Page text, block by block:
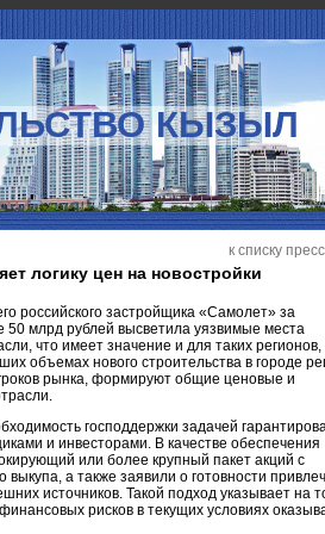
КЫЗЫЛ
к списку
логику цен на новостройки
российского застройщика «Самолет» за
50 млрд рублей высветила уязвимые места
что имеет значение и для таких регионов,
объемах нового строительства в городе
рынка, формируют общие ценовые и
господдержки задачей
и инвесторами. В качестве обеспечения
или более крупный пакет акций с
а также заявили о готовности
источников. Такой подход указывает на
рисков в текущих условиях